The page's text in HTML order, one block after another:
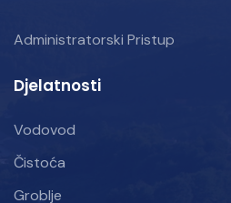
Administratorski Pristup
Djelatnosti
Vodovod
Čistoća
Groblje